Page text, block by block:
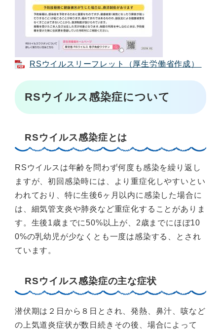
RSウイルスリーフレット（厚生労働省作成）
RSウイルス感染症について
RSウイルス感染症とは
RSウイルスは年齢を問わず何度も感染を繰り返し
ますが、初回感染時には、より重症化しやすいとい
われており、特に生後6ヶ月以内に感染した場合に
は、細気管支炎や肺炎など重症化することがありま
す。生後1歳までに50%以上が、2歳までにほぼ10
0%の乳幼児が少なくとも一度は感染する、とされ
ています。
RSウイルス感染症の主な症状
潜伏期は２日から８日とされ、発熱、鼻汁、咳など
の上気道炎症状が数日続きその後、場合によって